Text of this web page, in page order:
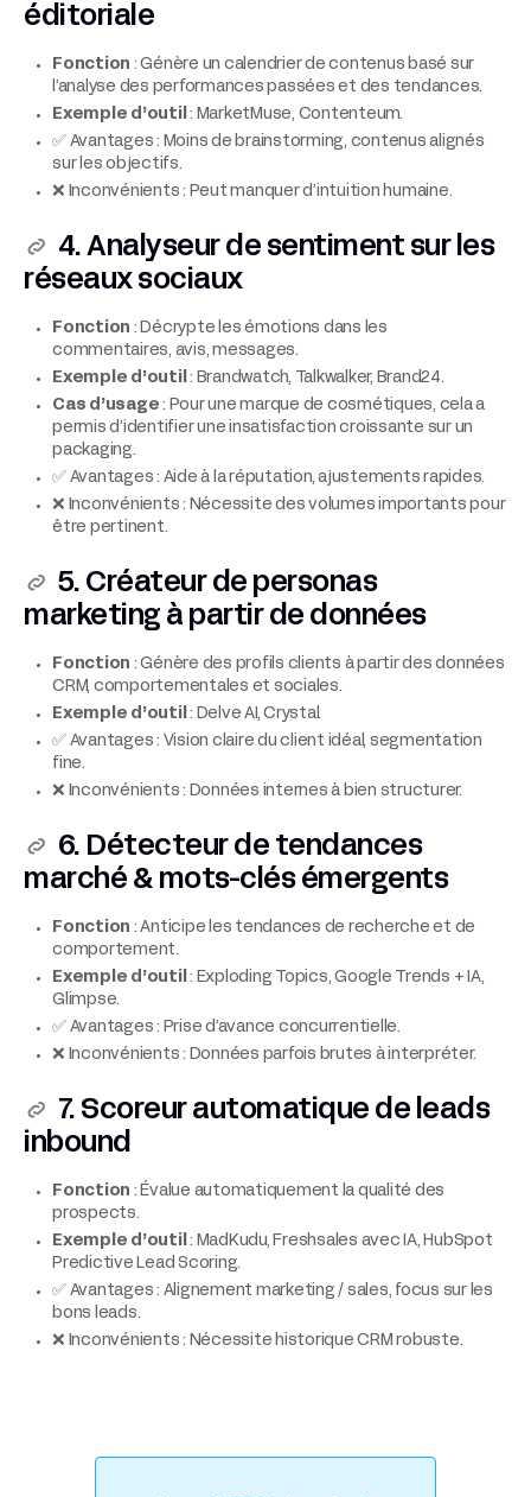
éditoriale
Fonction : Génère un calendrier de contenus basé sur
l’analyse des performances passées et des tendances.
Exemple d’outil : MarketMuse, Contenteum.
✅ Avantages : Moins de brainstorming, contenus alignés
sur les objectifs.
❌ Inconvénients : Peut manquer d’intuition humaine.
4. Analyseur de sentiment sur les
réseaux sociaux
Fonction : Décrypte les émotions dans les
commentaires, avis, messages.
Exemple d’outil : Brandwatch, Talkwalker, Brand24.
Cas d’usage : Pour une marque de cosmétiques, cela a
permis d’identifier une insatisfaction croissante sur un
packaging.
✅ Avantages : Aide à la réputation, ajustements rapides.
❌ Inconvénients : Nécessite des volumes importants pour
être pertinent.
5. Créateur de personas
marketing à partir de données
Fonction : Génère des profils clients à partir des données
CRM, comportementales et sociales.
Exemple d’outil : Delve AI, Crystal.
✅ Avantages : Vision claire du client idéal, segmentation
fine.
❌ Inconvénients : Données internes à bien structurer.
6. Détecteur de tendances
marché & mots-clés émergents
Fonction : Anticipe les tendances de recherche et de
comportement.
Exemple d’outil : Exploding Topics, Google Trends + IA,
Glimpse.
✅ Avantages : Prise d’avance concurrentielle.
❌ Inconvénients : Données parfois brutes à interpréter.
7. Scoreur automatique de leads
inbound
Fonction : Évalue automatiquement la qualité des
prospects.
Exemple d’outil : MadKudu, Freshsales avec IA, HubSpot
Predictive Lead Scoring.
✅ Avantages : Alignement marketing / sales, focus sur les
bons leads.
❌ Inconvénients : Nécessite historique CRM robuste.